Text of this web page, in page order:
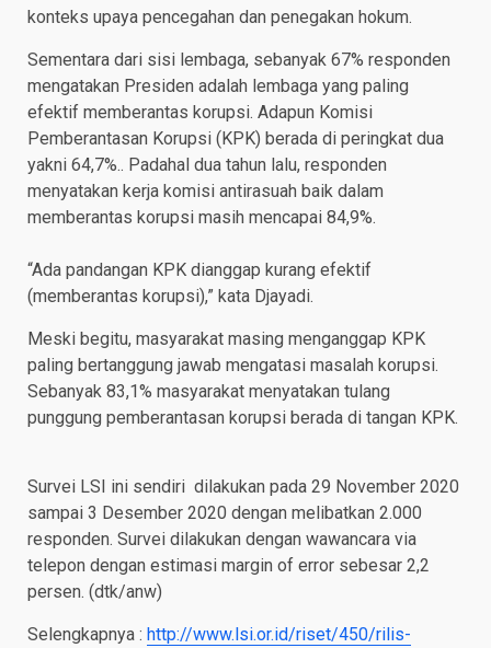
konteks upaya pencegahan dan penegakan hokum.
Sementara dari sisi lembaga, sebanyak 67% responden
mengatakan Presiden adalah lembaga yang paling
efektif memberantas korupsi. Adapun Komisi
Pemberantasan Korupsi (KPK) berada di peringkat dua
yakni 64,7%.. Padahal dua tahun lalu, responden
menyatakan kerja komisi antirasuah baik dalam
memberantas korupsi masih mencapai 84,9%.
“Ada pandangan KPK dianggap kurang efektif
(memberantas korupsi),” kata Djayadi.
Meski begitu, masyarakat masing menganggap KPK
paling bertanggung jawab mengatasi masalah korupsi.
Sebanyak 83,1% masyarakat menyatakan tulang
punggung pemberantasan korupsi berada di tangan KPK.
Survei LSI ini sendiri dilakukan pada 29 November 2020
sampai 3 Desember 2020 dengan melibatkan 2.000
responden. Survei dilakukan dengan wawancara via
telepon dengan estimasi margin of error sebesar 2,2
persen. (dtk/anw)
Selengkapnya : http://www.lsi.or.id/riset/450/rilis-